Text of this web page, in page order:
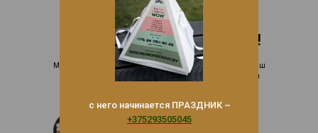
с него начинается ПРАЗДНИК ~
+375293505045
ДАВАЙТЕ ЗНАКОМИТЬСЯ!
Мы - компания GASTROBOXDOSKA и именно мы сделаем Ваш
праздничный стол запоминающимся и ярким при помощи
БОЛЬШОЙ АССОРТИМЕНТ И